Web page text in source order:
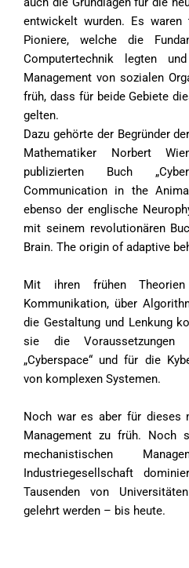
entwickelt wurden. Es
Pioniere, welche die
Computertechnik legten
Management von sozialen
früh, dass für beide Gebiete
gelten.
Dazu gehörte der Begründer
Mathematiker Norbert
publizierten Buch
Communication in the
ebenso der englische
mit seinem revolutionären
Brain. The origin of adaptive
Mit ihren frühen
Kommunikation, über
die Gestaltung und Lenkung
sie die
„Cyberspace“ und für die
von komplexen Systemen.
Noch war es aber für dieses
Management zu früh. Noch
mechanistischen
Industriegesellschaft
Tausenden von
gelehrt werden – bis heute.